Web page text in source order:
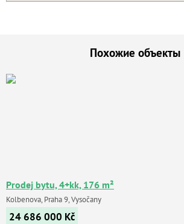
Похожие объекты
Prodej bytu, 4+kk, 176 m²
Kolbenova, Praha 9, Vysočany
24 686 000 Kč